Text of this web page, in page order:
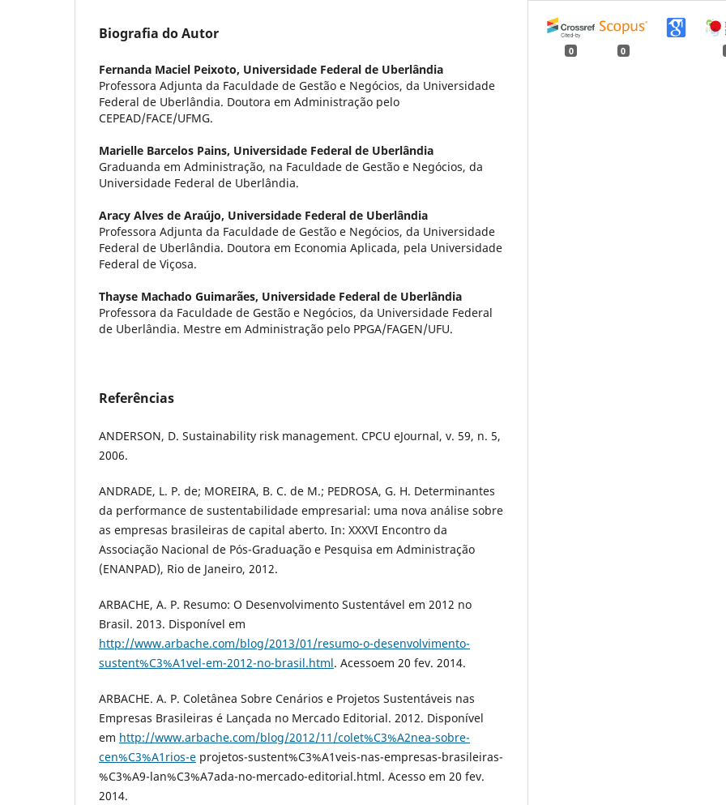
Biografia do Autor
Fernanda Maciel Peixoto, Universidade Federal de Uberlândia
Professora Adjunta da Faculdade de Gestão e Negócios, da Universidade
Federal de Uberlândia. Doutora em Administração pelo
CEPEAD/FACE/UFMG.
Marielle Barcelos Pains, Universidade Federal de Uberlândia
Graduanda em Administração, na Faculdade de Gestão e Negócios, da
Universidade Federal de Uberlândia.
Aracy Alves de Araújo, Universidade Federal de Uberlândia
Professora Adjunta da Faculdade de Gestão e Negócios, da Universidade
Federal de Uberlândia. Doutora em Economia Aplicada, pela Universidade
Federal de Viçosa.
Thayse Machado Guimarães, Universidade Federal de Uberlândia
Professora da Faculdade de Gestão e Negócios, da Universidade Federal
de Uberlândia. Mestre em Administração pelo PPGA/FAGEN/UFU.
Referências
ANDERSON, D. Sustainability risk management. CPCU eJournal, v. 59, n. 5,
2006.
ANDRADE, L. P. de; MOREIRA, B. C. de M.; PEDROSA, G. H. Determinantes
da performance de sustentabilidade empresarial: uma nova análise sobre
as empresas brasileiras de capital aberto. In: XXXVI Encontro da
Associação Nacional de Pós-Graduação e Pesquisa em Administração
(ENANPAD), Rio de Janeiro, 2012.
ARBACHE, A. P. Resumo: O Desenvolvimento Sustentável em 2012 no
Brasil. 2013. Disponível em
http://www.arbache.com/blog/2013/01/resumo-o-desenvolvimento-
sustent%C3%A1vel-em-2012-no-brasil.html. Acessoem 20 fev. 2014.
ARBACHE. A. P. Coletânea Sobre Cenários e Projetos Sustentáveis nas
Empresas Brasileiras é Lançada no Mercado Editorial. 2012. Disponível
em http://www.arbache.com/blog/2012/11/colet%C3%A2nea-sobre-
cen%C3%A1rios-e projetos-sustent%C3%A1veis-nas-empresas-brasileiras-
%C3%A9-lan%C3%A7ada-no-mercado-editorial.html. Acesso em 20 fev.
2014.
0 0